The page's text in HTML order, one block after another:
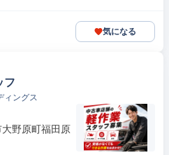
気になる
フ
ィングス
野原町福田原